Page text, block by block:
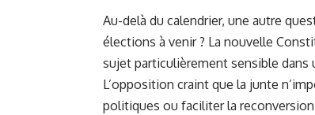
Au-delà du calendrier, une autre
élections à venir ? La nouvelle
sujet particulièrement sensible dans
L’opposition craint que la junte
politiques ou faciliter la